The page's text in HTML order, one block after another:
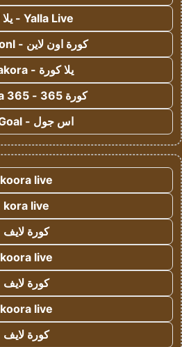
Yalla Live - يلا لايف
كورة اون لاين - koora onl
يلا كورة - yallakora
كورة 365 - kooora 365
اس جول - AS Goal
koora live
kora live
كورة لايف
koora live
كورة لايف
koora live
كورة لايف